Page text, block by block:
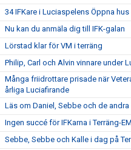
34 IFKare i Luciaspelens Öppna hus
Nu kan du anmäla dig till IFK-galan
Lörstad klar för VM i terräng
Philip, Carl och Alvin vinnare under
Många friidrottare prisade när
årliga Luciafirande
Läs om Daniel, Sebbe och de
Ingen succé för IFKarna i Terräng-EM
Sebbe, Sebbe och Kalle i dag på